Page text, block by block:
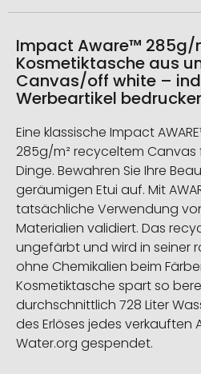
Impact Aware™ 285g/
Kosmetiktasche aus
Canvas/off white –
Werbeartikel
Eine klassische Impact
285g/m² recyceltem Canvas
Dinge. Bewahren Sie Ihre
geräumigen Etui auf. Mit
tatsächliche Verwendung
Materialien validiert. Das
ungefärbt und wird in seiner
ohne Chemikalien beim
Kosmetiktasche spart so
durchschnittlich 728 Liter
des Erlöses jedes verkauften
Water.org gespendet.